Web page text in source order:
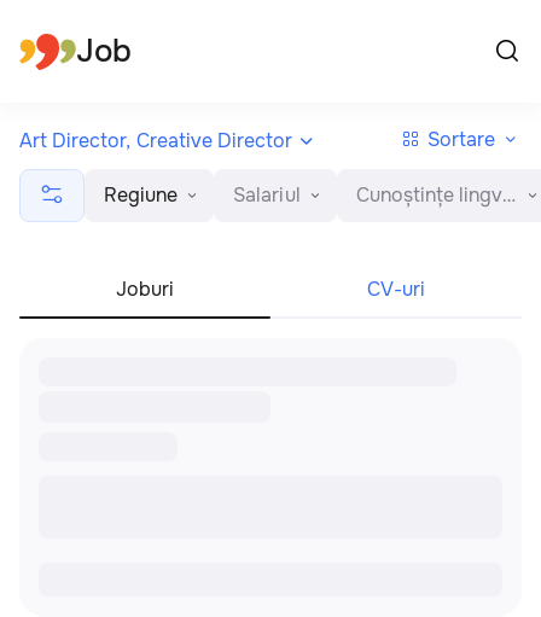
Job
Joburi CV-uri
Regiune Salariul Cunoștințe lingvistice
Art Director, Creative Director Sortare